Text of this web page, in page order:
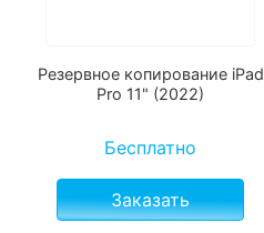
Резервное копирование iPad
Pro 11" (2022)
Бесплатно
Заказать